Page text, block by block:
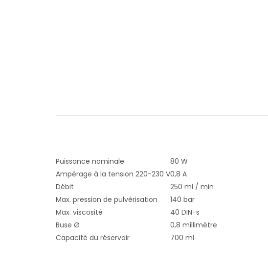
Puissance nominale
80 W
Ampérage à la tension 220-230 V0,8 A
Débit
250 ml / min
Max. pression de pulvérisation
140 bar
Max. viscosité
40 DIN-s
Buse Ø
0,8 millimètre
Capacité du réservoir
700 ml